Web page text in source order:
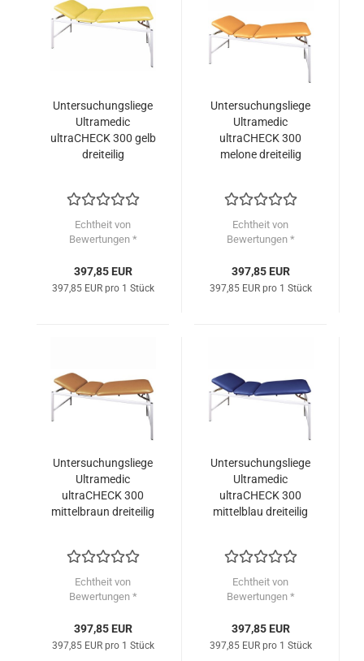
Untersuchungsliege
Ultramedic
ultraCHECK 300 gelb
dreiteilig
Echtheit von
Bewertungen *
397,85 EUR
397,85 EUR pro 1 Stück
Untersuchungsliege
Ultramedic
ultraCHECK 300
melone dreiteilig
Echtheit von
Bewertungen *
397,85 EUR
397,85 EUR pro 1 Stück
Untersuchungsliege
Ultramedic
ultraCHECK 300
mittelbraun dreiteilig
Echtheit von
Bewertungen *
397,85 EUR
397,85 EUR pro 1 Stück
Untersuchungsliege
Ultramedic
ultraCHECK 300
mittelblau dreiteilig
Echtheit von
Bewertungen *
397,85 EUR
397,85 EUR pro 1 Stück